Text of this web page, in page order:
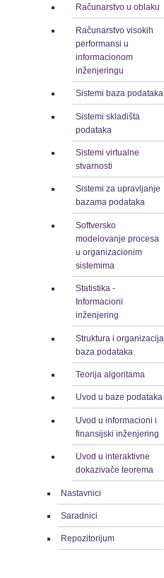
Računarstvo u oblaku
Računarstvo visokih
performansi u
informacionom
inženjeringu
Sistemi baza podataka
Sistemi skladišta
podataka
Sistemi virtualne
stvarnosti
Sistemi za upravljanje
bazama podataka
Softversko
modelovanje procesa
u organizacionim
sistemima
Statistika -
Informacioni
inženjering
Struktura i organizacija
baza podataka
Teorija algoritama
Uvod u baze podataka
Uvod u informacioni i
finansijski inženjering
Uvod u interaktivne
dokazivače teorema
Nastavnici
Saradnici
Repozitorijum